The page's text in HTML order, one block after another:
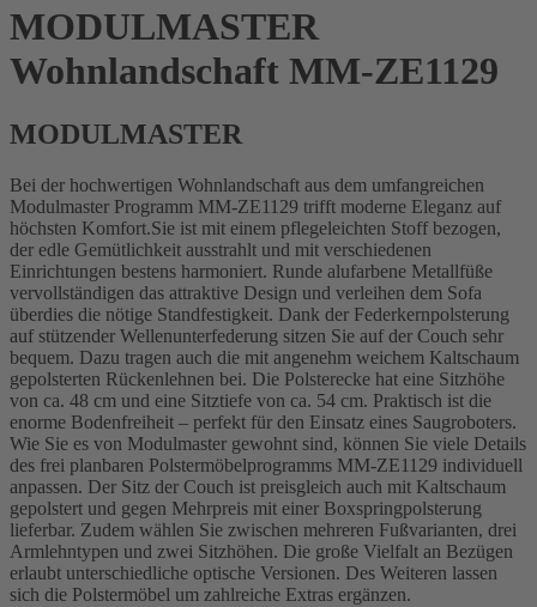
MODULMASTER
Wohnlandschaft MM-ZE1129
MODULMASTER
Bei der hochwertigen Wohnlandschaft aus dem umfangreichen
Modulmaster Programm MM-ZE1129 trifft moderne Eleganz auf
höchsten Komfort.Sie ist mit einem pflegeleichten Stoff bezogen,
der edle Gemütlichkeit ausstrahlt und mit verschiedenen
Einrichtungen bestens harmoniert. Runde alufarbene Metallfüße
vervollständigen das attraktive Design und verleihen dem Sofa
überdies die nötige Standfestigkeit. Dank der Federkernpolsterung
auf stützender Wellenunterfederung sitzen Sie auf der Couch sehr
bequem. Dazu tragen auch die mit angenehm weichem Kaltschaum
gepolsterten Rückenlehnen bei. Die Polsterecke hat eine Sitzhöhe
von ca. 48 cm und eine Sitztiefe von ca. 54 cm. Praktisch ist die
enorme Bodenfreiheit – perfekt für den Einsatz eines Saugroboters.
Wie Sie es von Modulmaster gewohnt sind, können Sie viele Details
des frei planbaren Polstermöbelprogramms MM-ZE1129 individuell
anpassen. Der Sitz der Couch ist preisgleich auch mit Kaltschaum
gepolstert und gegen Mehrpreis mit einer Boxspringpolsterung
lieferbar. Zudem wählen Sie zwischen mehreren Fußvarianten, drei
Armlehntypen und zwei Sitzhöhen. Die große Vielfalt an Bezügen
erlaubt unterschiedliche optische Versionen. Des Weiteren lassen
sich die Polstermöbel um zahlreiche Extras ergänzen.